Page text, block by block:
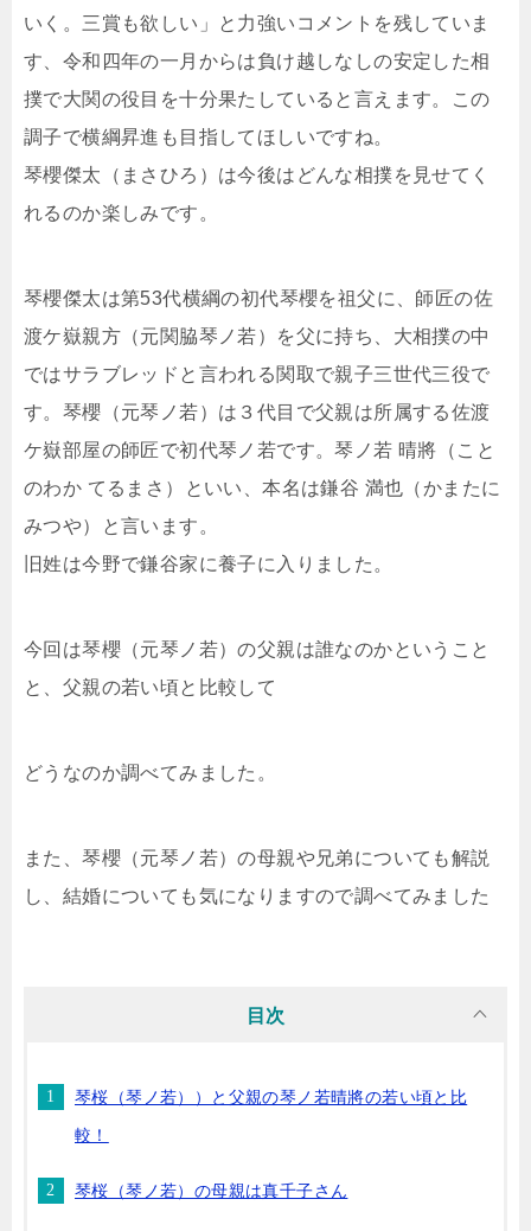
いく。三賞も欲しい」と力強いコメントを残していま
す、令和四年の一月からは負け越しなしの安定した相
撲で大関の役目を十分果たしていると言えます。この
調子で横綱昇進も目指してほしいですね。
琴櫻傑太（まさひろ）は今後はどんな相撲を見せてく
れるのか楽しみです。
琴櫻傑太は第53代横綱の初代琴櫻を祖父に、師匠の佐
渡ケ嶽親方（元関脇琴ノ若）を父に持ち、大相撲の中
ではサラブレッドと言われる関取で親子三世代三役で
す。琴櫻（元琴ノ若）は３代目で父親は所属する佐渡
ケ嶽部屋の師匠で初代琴ノ若です。琴ノ若 晴將（こと
のわか てるまさ）といい、本名は鎌谷 満也（かまたに
みつや）と言います。
旧姓は今野で鎌谷家に養子に入りました。
今回は琴櫻（元琴ノ若）の父親は誰なのかということ
と、父親の若い頃と比較して
どうなのか調べてみました。
また、琴櫻（元琴ノ若）の母親や兄弟についても解説
し、結婚についても気になりますので調べてみました
目次
琴桜（琴ノ若））と父親の琴ノ若晴將の若い頃と比
較！
琴桜（琴ノ若）の母親は真千子さん